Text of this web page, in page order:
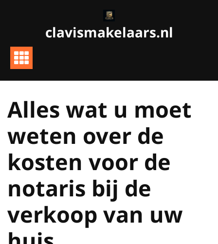
clavismakelaars.nl
Alles wat u moet
weten over de
kosten voor de
notaris bij de
verkoop van uw